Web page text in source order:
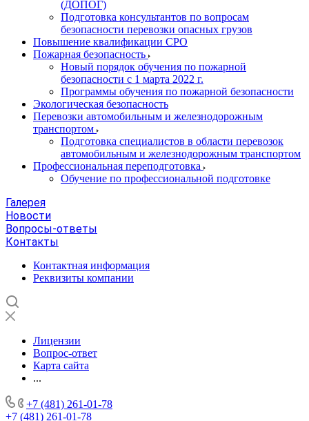
(ДОПОГ)
Подготовка консультантов по вопросам
безопасности перевозки опасных грузов
Повышение квалификации СРО
Пожарная безопасность
Новый порядок обучения по пожарной
безопасности с 1 марта 2022 г.
Программы обучения по пожарной безопасности
Экологическая безопасность
Перевозки автомобильным и железнодорожным
транспортом
Подготовка специалистов в области перевозок
автомобильным и железнодорожным транспортом
Профессиональная переподготовка
Обучение по профессиональной подготовке
Галерея
Новости
Вопросы-ответы
Контакты
Контактная информация
Реквизиты компании
Лицензии
Вопрос-ответ
Карта сайта
...
+7 (481) 261-01-78
+7 (481) 261-01-78